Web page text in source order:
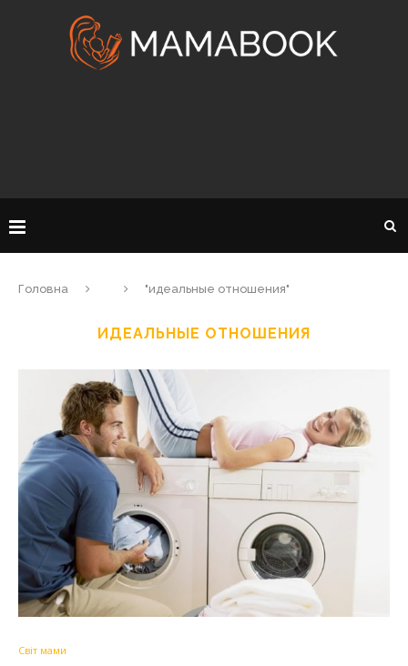
Головна "идеальные отношения"
ИДЕАЛЬНЫЕ ОТНОШЕНИЯ
Світ мами